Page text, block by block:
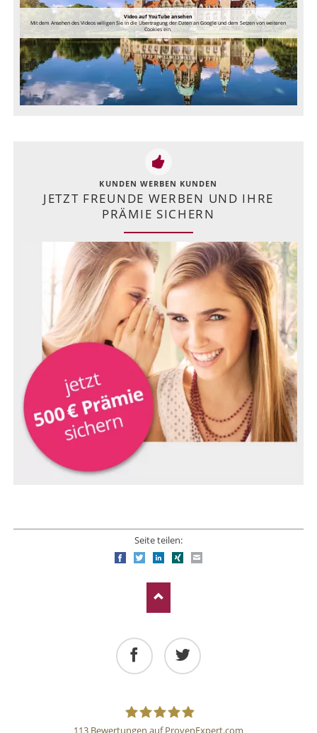
Video auf YouTube ansehen
Mit dem Ansehen des Videos willigen Sie in die Übertragung der Daten an Google und dem Setzen von weiteren
Cookies ein.
KUNDEN WERBEN KUNDEN
JETZT FREUNDE WERBEN UND IHRE
PRÄMIE SICHERN
Seite teilen:
FacebookTwitterLinkedIn
Xing
113 Bewertungen auf ProvenExpert.com